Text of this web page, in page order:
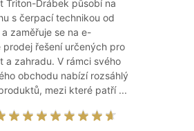
Triton-Drábek působí na
s čerpací technikou od
zaměřuje se na e-
prodej řešení určených pro
a zahradu. V rámci svého
obchodu nabízí rozsáhlý
mezi které patří ...